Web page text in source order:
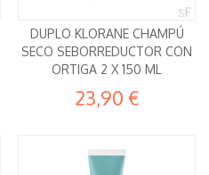
DUPLO KLORANE CHAMPÚ
SECO SEBORREDUCTOR CON
ORTIGA 2 X 150 ML
23,90 €